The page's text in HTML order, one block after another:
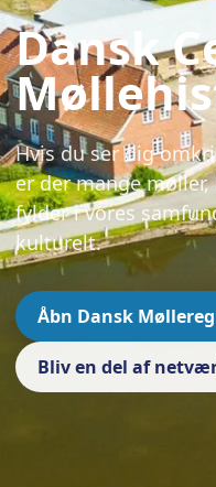
Dansk
Hvis du ser dig
er der mange
fylder i vores
kulturelt.
Åbn Dansk
Bliv en del af